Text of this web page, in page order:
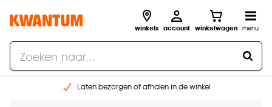
winkels account winkelwagen menu
Laten bezorgen of afhalen in de winkel